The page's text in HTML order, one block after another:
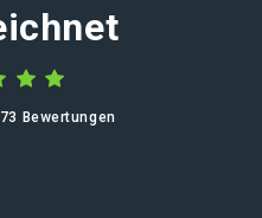
Bewertungen